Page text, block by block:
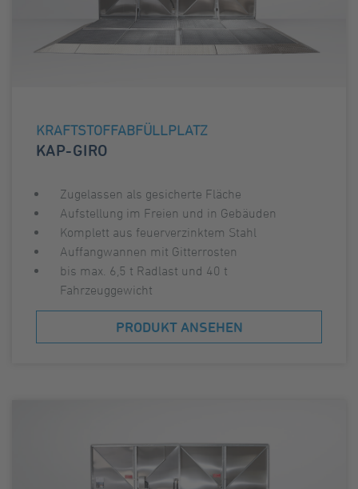
KRAFTSTOFFABFÜLLPLATZ
KAP-GIRO
Zugelassen als gesicherte Fläche
Aufstellung im Freien und in Gebäuden
Komplett aus feuerverzinktem Stahl
Auffangwannen mit Gitterrosten
bis max. 6,5 t Radlast und 40 t
Fahrzeuggewicht
PRODUKT ANSEHEN